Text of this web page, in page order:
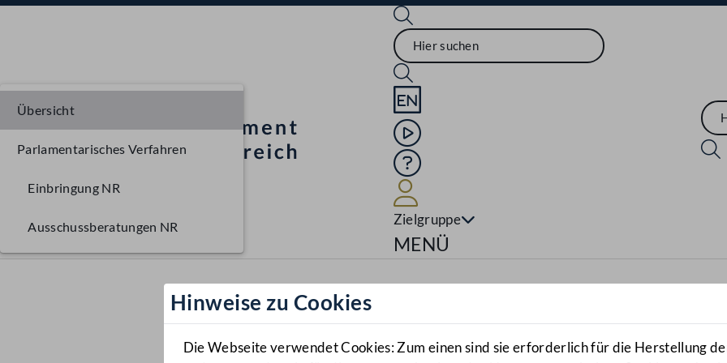
Sprache English
Mediathek
Hilfe
Zielgruppe
Navigationsmenü öffnen
MENÜ
Hinweise zu Cookies
Die Webseite verwendet Cookies: Zum einen sind sie erforderlich für die Herstellung
Übersicht
Parlamentarisches Verfahren
Einbringung NR
Ausschussberatungen NR